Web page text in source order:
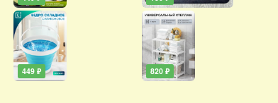
449 ₽ 820 ₽